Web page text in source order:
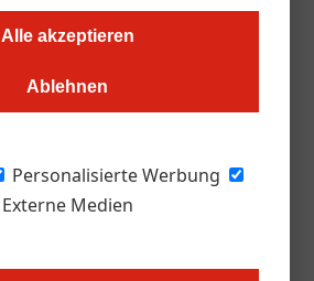
Alle akzeptieren
Ablehnen
Personalisierte Werbung
Externe Medien
die berufliche Zukunft junger
wechselte für einige